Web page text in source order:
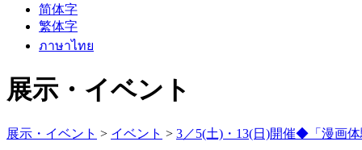
简体字
繁体字
ภาษาไทย
展示・イベント
展示・イベント > イベント > 3／5(土)・13(日)開催◆「漫画